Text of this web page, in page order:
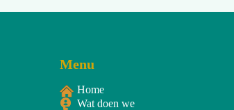
Menu
Home
Wat doen we